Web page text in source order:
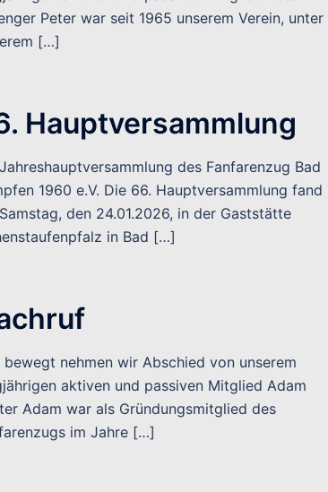
Peter war seit 1965 unserem Verein, unter
[…]
Hauptversammlung
des Fanfarenzug Bad
1960 e.V. Die 66. Hauptversammlung fand
den 24.01.2026, in der Gaststätte
in Bad […]
bewegt nehmen wir Abschied von unserem
aktiven und passiven Mitglied Adam
Adam war als Gründungsmitglied des
im Jahre […]